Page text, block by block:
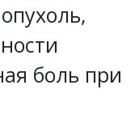
боль при